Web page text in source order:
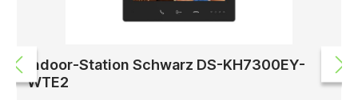
Indoor-Station Schwarz DS-KH7300EY-
WTE2